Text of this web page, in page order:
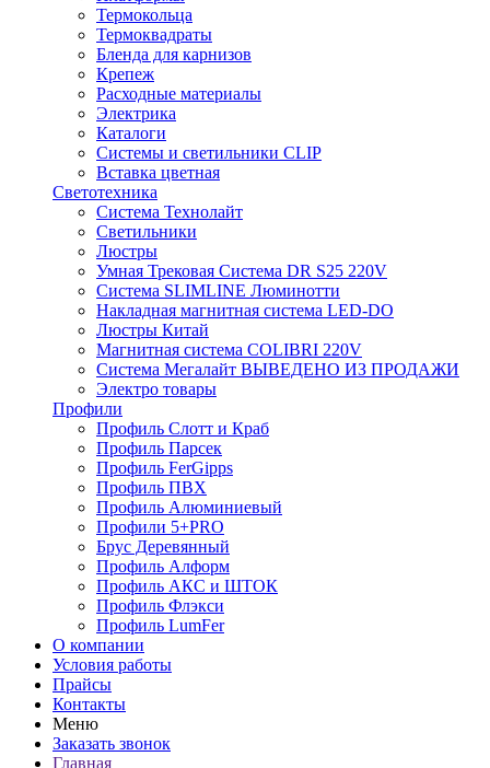
Термокольца
Термоквадраты
Бленда для карнизов
Крепеж
Расходные материалы
Электрика
Каталоги
Системы и светильники CLIP
Вставка цветная
Светотехника
Система Технолайт
Светильники
Люстры
Умная Трековая Система DR S25 220V
Система SLIMLINE Люминотти
Накладная магнитная система LED-DO
Люстры Китай
Магнитная система COLIBRI 220V
Система Мегалайт ВЫВЕДЕНО ИЗ ПРОДАЖИ
Электро товары
Профили
Профиль Слотт и Краб
Профиль Парсек
Профиль FerGipps
Профиль ПВХ
Профиль Алюминиевый
Профили 5+PRO
Брус Деревянный
Профиль Алформ
Профиль АКС и ШТОК
Профиль Флэкси
Профиль LumFer
О компании
Условия работы
Прайсы
Контакты
Меню
Заказать звонок
Главная